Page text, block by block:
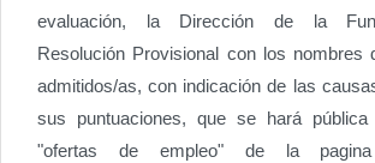
evaluación, la Dirección de la
Resolución Provisional con los nombres
admitidos/as, con indicación de las
sus puntuaciones, que se hará
"ofertas de empleo" de la